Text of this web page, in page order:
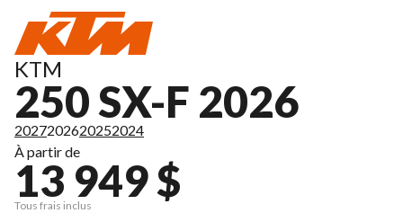
KTM
250 SX-F 2026
2027202620252024
À partir de
13 949 $
Tous frais inclus